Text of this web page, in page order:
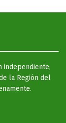
independiente,
la Región del